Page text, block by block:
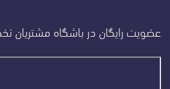
عضویت رایگان در باشگاه مشتریان